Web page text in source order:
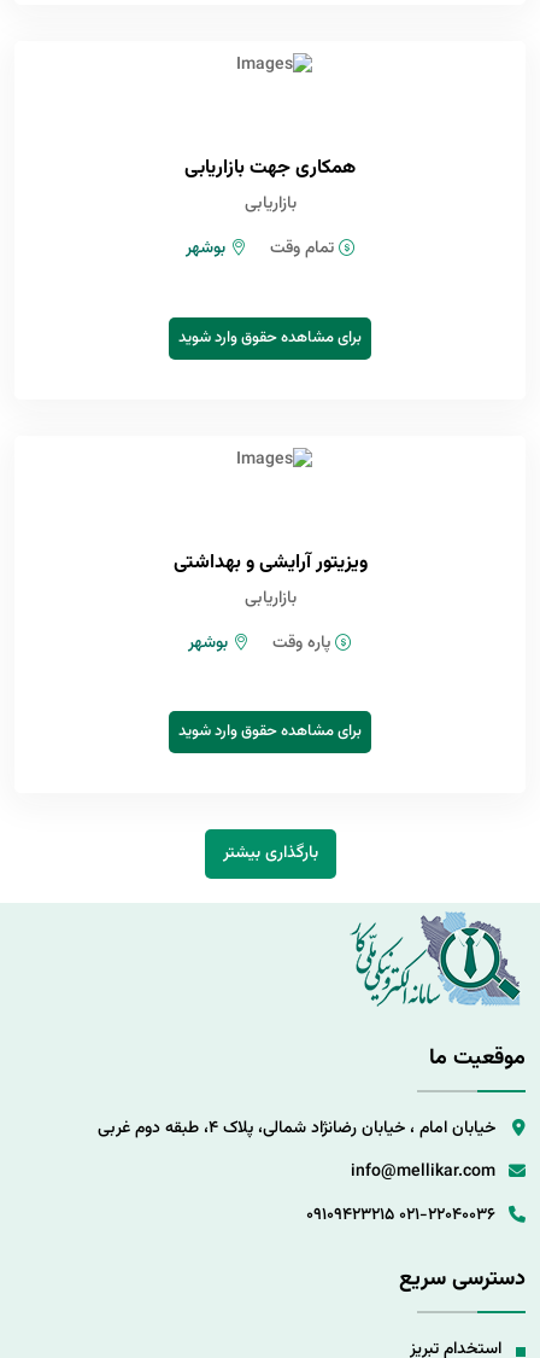
همکاری جهت بازاریابی
بازاریابی
تمام وقت
بوشهر
برای مشاهده حقوق وارد شوید
ویزیتور آرایشی و بهداشتی
بازاریابی
پاره وقت
بوشهر
برای مشاهده حقوق وارد شوید
بارگذاری بیشتر
موقعیت ما
خیابان امام ، خیابان رضانژاد شمالی، پلاک 4، طبقه دوم غربی
info@mellikar.com
021-22040036
09109423215
دسترسی سریع
استخدام تبریز